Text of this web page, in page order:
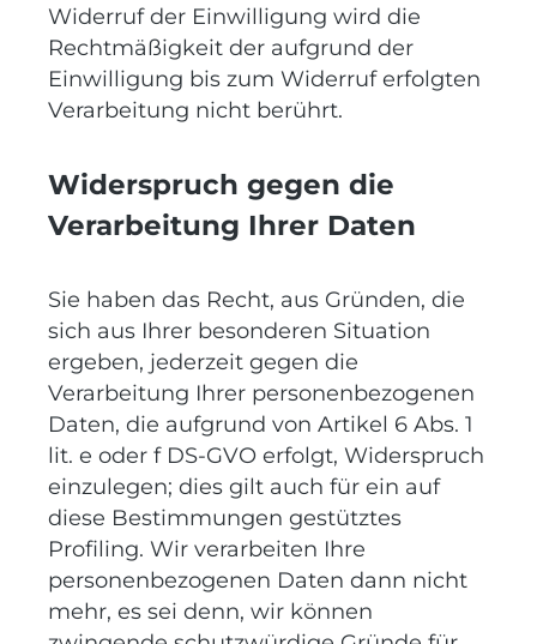
Widerruf der Einwilligung wird die
Rechtmäßigkeit der aufgrund der
Einwilligung bis zum Widerruf erfolgten
Verarbeitung nicht berührt.
Widerspruch gegen die
Verarbeitung Ihrer Daten
Sie haben das Recht, aus Gründen, die
sich aus Ihrer besonderen Situation
ergeben, jederzeit gegen die
Verarbeitung Ihrer personenbezogenen
Daten, die aufgrund von Artikel 6 Abs. 1
lit. e oder f DS-GVO erfolgt, Widerspruch
einzulegen; dies gilt auch für ein auf
diese Bestimmungen gestütztes
Profiling. Wir verarbeiten Ihre
personenbezogenen Daten dann nicht
mehr, es sei denn, wir können